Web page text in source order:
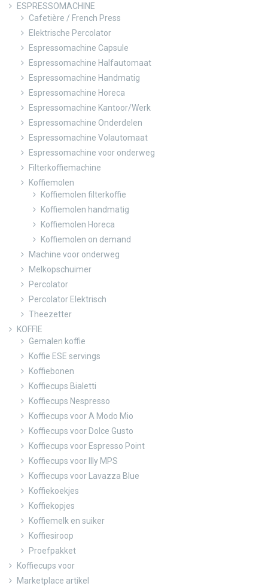
ESPRESSOMACHINE
Cafetière / French Press
Elektrische Percolator
Espressomachine Capsule
Espressomachine Halfautomaat
Espressomachine Handmatig
Espressomachine Horeca
Espressomachine Kantoor/Werk
Espressomachine Onderdelen
Espressomachine Volautomaat
Espressomachine voor onderweg
Filterkoffiemachine
Koffiemolen
Koffiemolen filterkoffie
Koffiemolen handmatig
Koffiemolen Horeca
Koffiemolen on demand
Machine voor onderweg
Melkopschuimer
Percolator
Percolator Elektrisch
Theezetter
KOFFIE
Gemalen koffie
Koffie ESE servings
Koffiebonen
Koffiecups Bialetti
Koffiecups Nespresso
Koffiecups voor A Modo Mio
Koffiecups voor Dolce Gusto
Koffiecups voor Espresso Point
Koffiecups voor Illy MPS
Koffiecups voor Lavazza Blue
Koffiekoekjes
Koffiekopjes
Koffiemelk en suiker
Koffiesiroop
Proefpakket
Koffiecups voor
Marketplace artikel